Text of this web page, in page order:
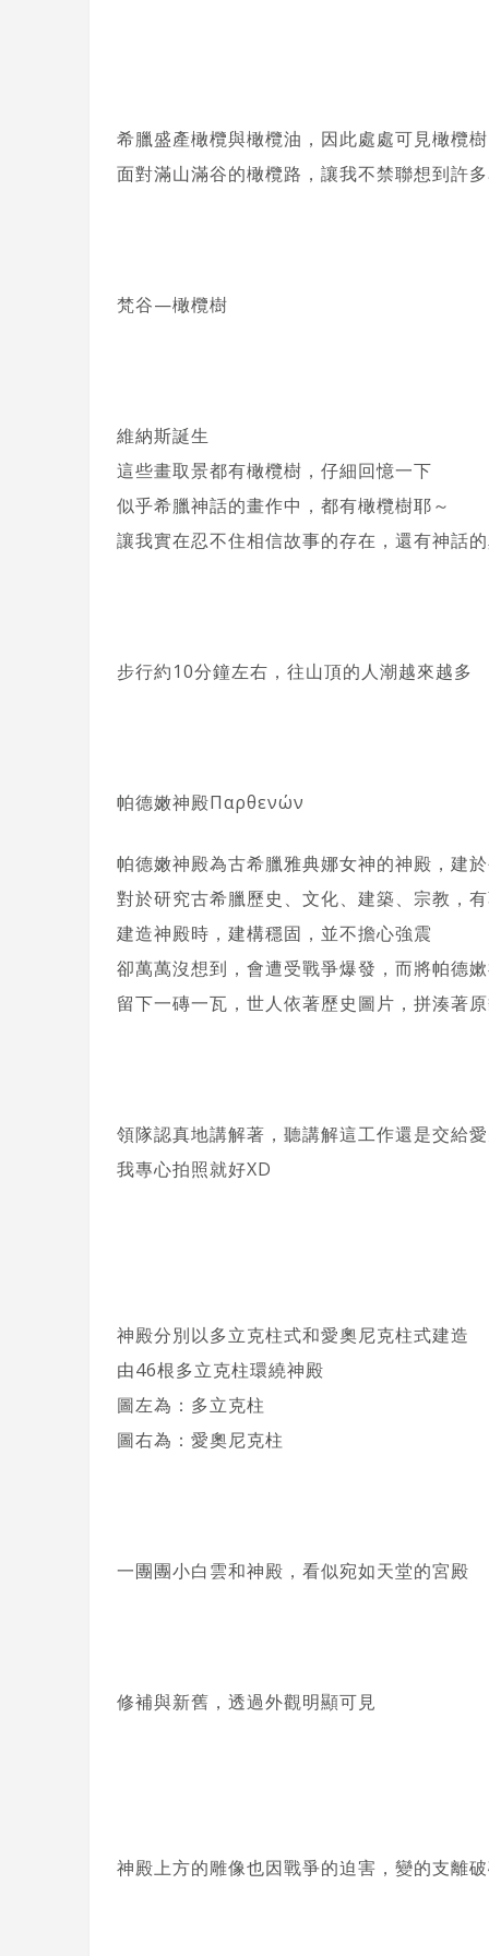
希臘盛產橄欖與橄欖油，因此處處可見橄欖樹
面對滿山滿谷的橄欖路，讓我不禁聯想到許
梵谷—橄欖樹
維納斯誕生
這些畫取景都有橄欖樹，仔細回憶一下
似乎希臘神話的畫作中，都有橄欖樹耶～
讓我實在忍不住相信故事的存在，還有神話
步行約10分鐘左右，往山頂的人潮越來越多
帕德嫩神殿Παρθενών
帕德嫩神殿為古希臘雅典娜女神的神殿，建
對於研究古希臘歷史、文化、建築、宗教，
建造神殿時，建構穩固，並不擔心強震
卻萬萬沒想到，會遭受戰爭爆發，而將帕德
留下一磚一瓦，世人依著歷史圖片，拼湊著
領隊認真地講解著，聽講解這工作還是交給
我專心拍照就好XD
神殿分別以多立克柱式和愛奧尼克柱式建造
由46根多立克柱環繞神殿
圖左為：多立克柱
圖右為：愛奧尼克柱
一團團小白雲和神殿，看似宛如天堂的宮殿
修補與新舊，透過外觀明顯可見
神殿上方的雕像也因戰爭的迫害，變的支離